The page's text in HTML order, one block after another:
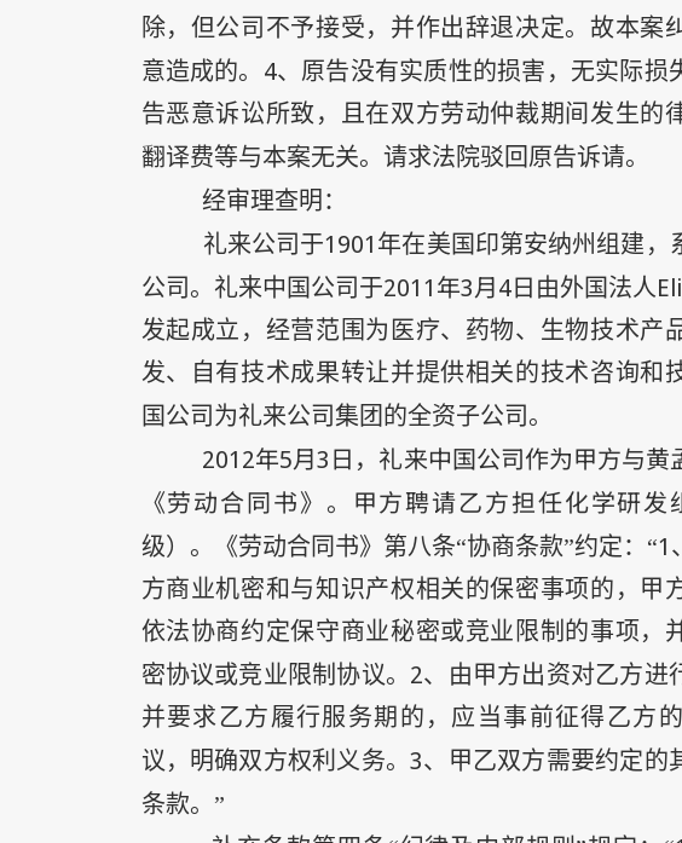
除，但公司不予接受，并作出辞退决定。故本案
意造成的。 4、原告没有实质性的损害，无实际损
告恶意诉讼所致，且在双方劳动仲裁期间发生的
翻译费等与本案无关。请求法院驳回原告诉请。
经审理查明：
礼来公司于1901 年在美国印第安纳州组建，
公司。礼来中国公司于2011年3月4日 由外国法人
发起成立，经营范围为医疗、药物、生物技术产
发、自有技术成果转让并提供相关的技术咨询和
国公司为礼来公司集团的全资子公司。
2012年5月3日 ，礼来中国公司作为甲方与黄
《劳动合同书》。甲方聘请乙方担任化学研
级）。《劳动合同书》第八条“协商条款”约定：“1
方商业机密和与知识产权相关的保密事项的，甲
依法协商约定保守商业秘密或竞业限制的事项，
密协议或竞业限制协议。 2、由甲方出资对乙方进
并要求乙方履行服务期的，应当事前征得乙方
议，明确双方权利义务。3、甲乙双方需要约定的
条款。”